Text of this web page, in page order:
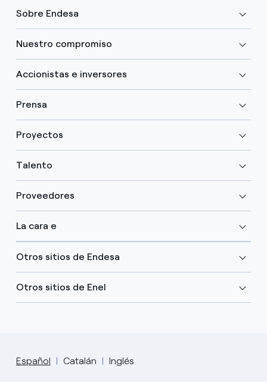
Sobre Endesa
Nuestro compromiso
Accionistas e inversores
Prensa
Proyectos
Talento
Proveedores
La cara e
Otros sitios de Endesa
Otros sitios de Enel
Español Catalán Inglés